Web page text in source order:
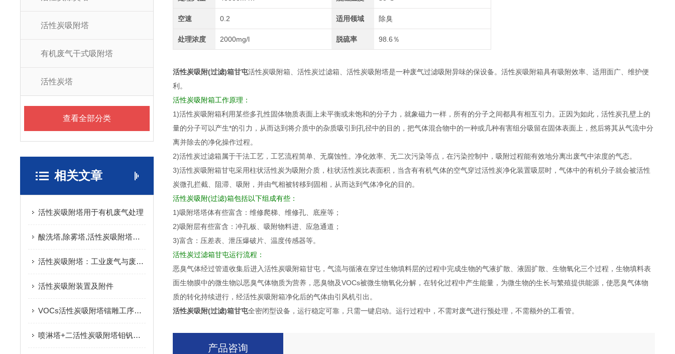
活性炭吸附塔
有机废气干式吸附塔
活性炭塔
查看全部分类
相关文章
活性炭吸附塔用于有机废气处理
酸洗塔,除雾塔,活性炭吸附塔处理烘干废气
活性炭吸附塔：工业废气与废水治理的装备与解析
活性炭吸附装置及附件
VOCs活性炭吸附塔镭雕工序废气净化
喷淋塔+二活性炭吸附塔钼钒金属车提取间酸雾处理
空速 0.2 适用领域 除臭
处理浓度 2000mg/l 脱硫率 98.6％
活性炭吸附(过滤)箱甘屯活性炭吸附箱、活性炭过滤箱、活性炭吸附塔是一种废气过滤吸附异味的保设备。活性炭吸附箱具有吸附效率、适用面广、维护便
利。
活性炭吸附箱工作原理：
1)活性炭吸附箱利用某些多孔性固体物质表面上未平衡或未饱和的分子力，就象磁力一样，所有的分子之间都具有相互引力。正因为如此，活性炭孔壁上的
量的分子可以产生*的引力，从而达到将介质中的杂质吸引到孔径中的目的，把气体混合物中的一种或几种有害组分吸留在固体表面上，然后将其从气流中分
离并除去的净化操作过程。
2)活性炭过滤箱属于干法工艺，工艺流程简单、无腐蚀性。净化效率、无二次污染等点，在污染控制中，吸附过程能有效地分离出废气中浓度的气态。
3)活性炭吸附箱甘屯采用柱状活性炭为吸附介质，柱状活性炭比表面积，当含有有机气体的空气穿过活性炭净化装置吸层时，气体中的有机分子就会被活性
炭微孔拦截、阻滞、吸附，并由气相被转移到固相，从而达到气体净化的目的。
活性炭吸附(过滤)箱包括以下组成有些：
1)吸附塔塔体有些富含：维修爬梯、维修孔、底座等；
2)吸附层有些富含：冲孔板、吸附物料进、应急通道；
3)富含：压差表、泄压爆破片、温度传感器等。
活性炭过滤箱甘屯运行流程：
恶臭气体经过管道收集后进入活性炭吸附箱甘屯，气流与循液在穿过生物填料层的过程中完成生物的气液扩散、液固扩散、生物氧化三个过程，生物填料表
面生物膜中的微生物以恶臭气体物质为营养，恶臭物及VOCs被微生物氧化分解，在转化过程中产生能量，为微生物的生长与繁殖提供能源，使恶臭气体物
质的转化持续进行，经活性炭吸附箱净化后的气体由引风机引出。
活性炭吸附(过滤)箱甘屯全密闭型设备，运行稳定可靠，只需一键启动。运行过程中，不需对废气进行预处理，不需额外的工看管。
产品咨询